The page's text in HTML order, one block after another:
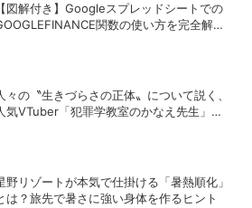
【図解付き】Googleスプレッドシートでの
関数の使い方を完全解
々の〝生きづらさの正体〟について説く、
気VTuber「犯罪学教室のかなえ先生」の
野リゾートが本気で仕掛ける「暑熱順化」
は？旅先で暑さに強い身体を作るヒント